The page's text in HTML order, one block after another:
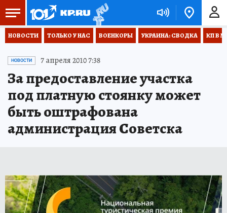
НОВОСТИ ТОЛЬКО У НАС ВОЕНКОРЫ УКРАИНА: СВОДКА КП В
НОВОСТИ 7 апреля 2010 7:38
За предоставление участка
под платную стоянку может
быть оштрафована
администрация Советска